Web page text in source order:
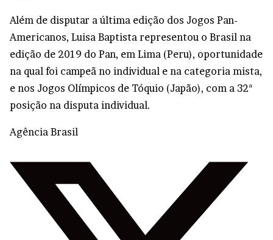
Além de disputar a última edição dos Jogos Pan-
Americanos, Luisa Baptista representou o Brasil na
edição de 2019 do Pan, em Lima (Peru), oportunidade
na qual foi campeã no individual e na categoria mista,
e nos Jogos Olímpicos de Tóquio (Japão), com a 32ª
posição na disputa individual.
Agência Brasil